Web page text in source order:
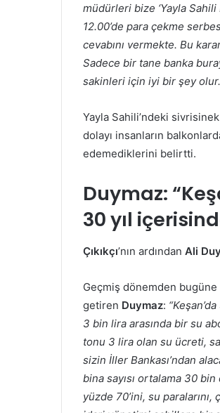
müdürleri bize ‘Yayla
12.00’de para çekme
cevabını vermekte. Bu
Sadece bir tane banka
sakinleri için iyi bir şey
Yayla Sahili’ndeki
dolayı insanların
edemediklerini belirtti.
Duymaz:
30 yıl
Çıkıkçı’nın ardından Ali
Geçmiş dönemden
getiren Duymaz:
3 bin lira arasında bir su
tonu 3 lira olan su ücreti,
sizin İller Bankası’ndan
bina sayısı ortalama 30
yüzde 70’ini, su